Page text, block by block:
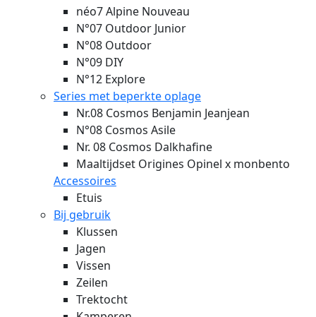
néo7 Alpine Nouveau
N°07 Outdoor Junior
N°08 Outdoor
N°09 DIY
N°12 Explore
Series met beperkte oplage
Nr.08 Cosmos Benjamin Jeanjean
N°08 Cosmos Asile
Nr. 08 Cosmos Dalkhafine
Maaltijdset Origines Opinel x monbento
Accessoires
Etuis
Bij gebruik
Klussen
Jagen
Vissen
Zeilen
Trektocht